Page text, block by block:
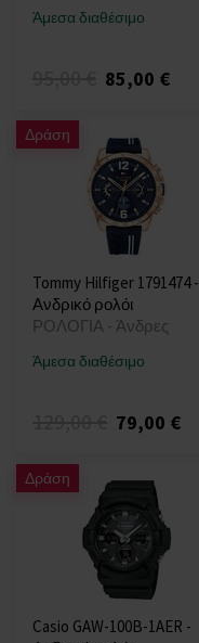
Άμεσα διαθέσιμο
85,00 €
Δράση
Tommy Hilfiger 1791474 -
Ανδρικό ρολόι
ΡΟΛΟΓΙΑ - Άνδρες
Άμεσα διαθέσιμο
79,00 €
Δράση
Casio GAW-100B-1AER -